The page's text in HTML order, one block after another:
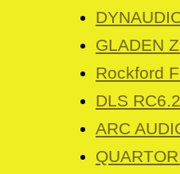
GLADEN
Rockford
DLS RC6.2
ARC